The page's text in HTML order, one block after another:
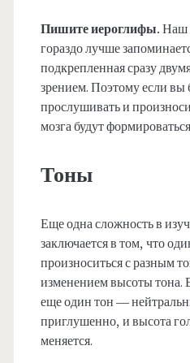
Пишите иероглифы. Наш
гораздо лучше
подкрепленная сразу
зрением. Поэтому если вы
прослушивать и
мозга будут
Тоны
Еще одна сложность в
заключается в том, что
произноситься с разным
изменением высоты тона.
еще один тон —
приглушенно, и высота
меняется.